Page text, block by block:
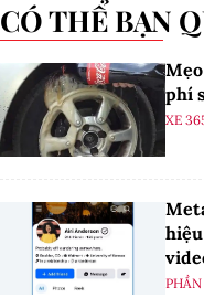
CÓ THỂ BẠN
phí
XE